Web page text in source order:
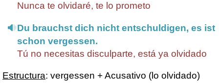
Nunca te olvidaré, te lo prometo
Du brauchst dich nicht entschuldigen, es ist
schon vergessen.
Tú no necesitas disculparte, está ya olvidado
Estructura: vergessen + Acusativo (lo olvidado)